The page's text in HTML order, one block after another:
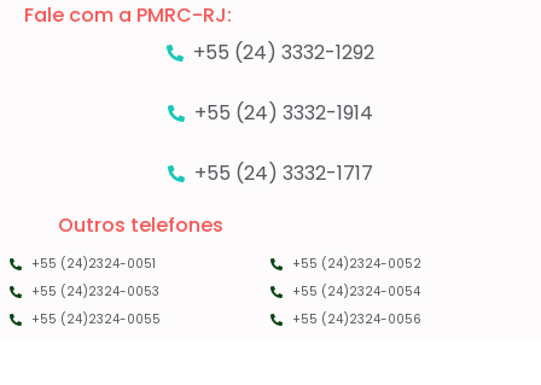
Fale com a PMRC-RJ:
+55 (24) 3332-1292
+55 (24) 3332-1914
+55 (24) 3332-1717
Outros telefones
+55 (24)2324-0051
+55 (24)2324-0052
+55 (24)2324-0053
+55 (24)2324-0054
+55 (24)2324-0055
+55 (24)2324-0056